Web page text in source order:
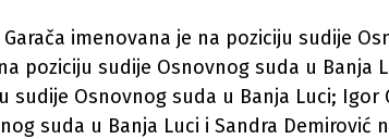
Garača imenovana je na poziciju sudije
poziciju sudije Osnovnog suda u Banja
sudije Osnovnog suda u Banja Luci; Igor
suda u Banja Luci i Sandra Demirović